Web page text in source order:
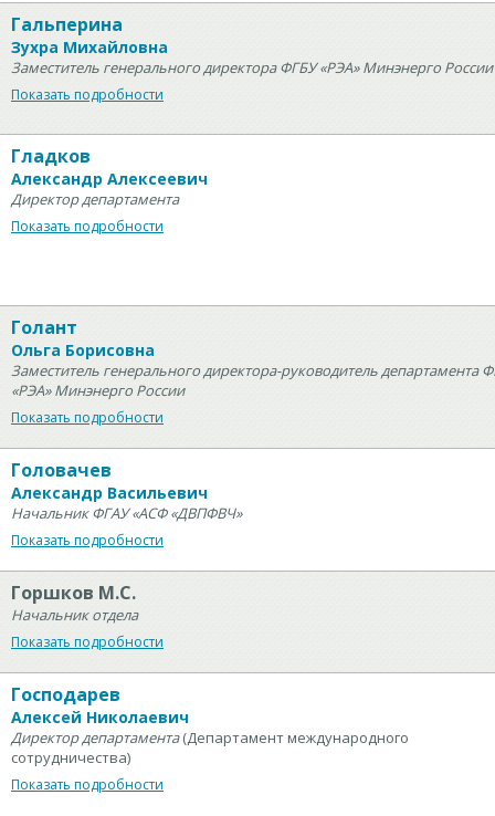
Гальперина
Зухра Михайловна
Заместитель генерального директора ФГБУ «РЭА» Минэнерго России
Показать подробности
Гладков
Александр Алексеевич
Директор департамента
Показать подробности
Голант
Ольга Борисовна
Заместитель генерального директора-руководитель департамента
«РЭА» Минэнерго России
Показать подробности
Головачев
Александр Васильевич
Начальник ФГАУ «АСФ «ДВПФВЧ»
Показать подробности
Горшков М.С.
Начальник отдела
Показать подробности
Господарев
Алексей Николаевич
Директор департамента(Департамент международного
сотрудничества)
Показать подробности